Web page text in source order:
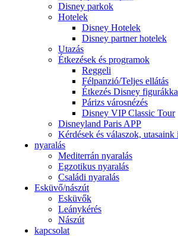
Disney parkok
Hotelek
Disney Hotelek
Disney partner hotelek
Utazás
Étkezések és programok
Reggeli
Félpanzió/Teljes ellátás
Étkezés Disney
Párizs városnézés
Disney VIP Classic Tour
Disneyland Paris APP
Kérdések és válaszok, utasaink
nyaralás
Mediterrán nyaralás
Egzotikus nyaralás
Családi nyaralás
Esküvő/nászút
Esküvők
Leánykérés
Nászút
kapcsolat